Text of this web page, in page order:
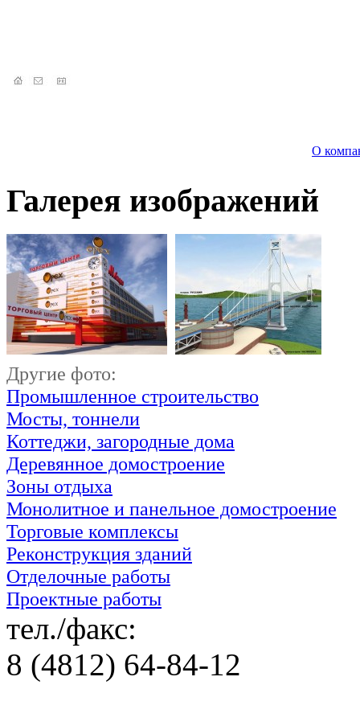
О
Галерея изображений
Другие фото:
Промышленное строительство
Мосты, тоннели
Коттеджи, загородные дома
Деревянное домостроение
Зоны отдыха
Монолитное и панельное домостроение
Торговые комплексы
Реконструкция зданий
Отделочные работы
Проектные работы
тел./факс:
8 (4812) 64-84-12